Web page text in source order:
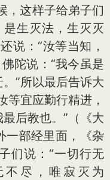
，这样子给弟子们
生灭法，生灭灭
说：“汝等当知，
陀说：“我今虽是
”所以最后告诉大
等宜应勤行精进，
后教也。”（《大
一部经里面，《杂
们说：“一切行无
尽，唯寂灭为